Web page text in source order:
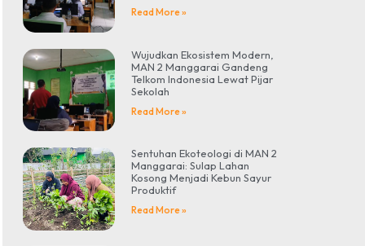
Read More »
Wujudkan Ekosistem Modern,
MAN 2 Manggarai Gandeng
Telkom Indonesia Lewat Pijar
Sekolah
Read More »
Sentuhan Ekoteologi di MAN 2
Manggarai: Sulap Lahan
Kosong Menjadi Kebun Sayur
Produktif
Read More »